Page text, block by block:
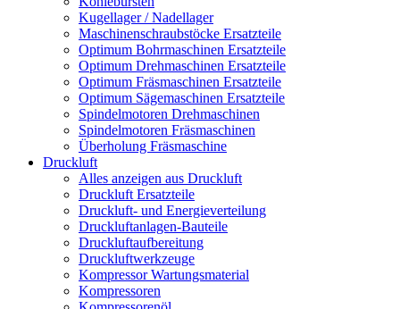
Kugellager / Nadellager
Maschinenschraubstöcke Ersatzteile
Optimum Bohrmaschinen Ersatzteile
Optimum Drehmaschinen Ersatzteile
Optimum Fräsmaschinen Ersatzteile
Optimum Sägemaschinen Ersatzteile
Spindelmotoren Drehmaschinen
Spindelmotoren Fräsmaschinen
Überholung Fräsmaschine
Druckluft
Alles anzeigen aus Druckluft
Druckluft Ersatzteile
Druckluft- und Energieverteilung
Druckluftanlagen-Bauteile
Druckluftaufbereitung
Druckluftwerkzeuge
Kompressor Wartungsmaterial
Kompressoren